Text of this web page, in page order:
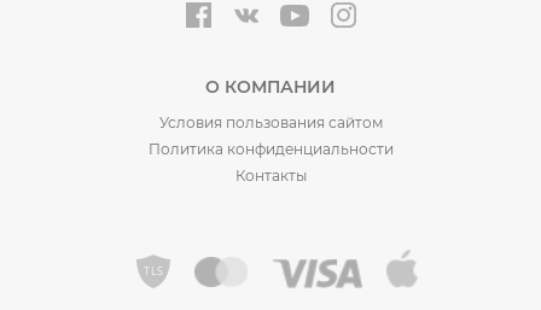
О КОМПАНИИ
Условия пользования сайтом
Политика конфиденциальности
Контакты